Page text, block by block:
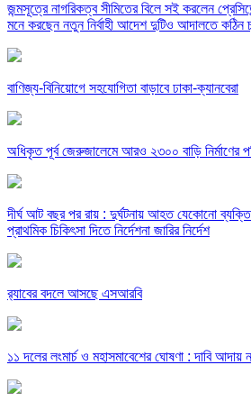
জন্মসূত্রে নাগরিকত্ব সীমিতের বিলে সই করলেন
মনে করছেন নতুন নির্বাহী আদেশ দুটিও আদালতে কঠিন
বাণিজ্য-বিনিয়োগে সহযোগিতা বাড়াবে ঢাকা-ক্যানবেরা
অধিকৃত পূর্ব জেরুজালেমে আরও ২৩০০ বাড়ি নির্মাণের
দীর্ঘ আট বছর পর রায় : দুর্ঘটনায় আহত যেকোনো
প্রাথমিক চিকিৎসা দিতে নির্দেশনা জারির নির্দেশ
র‍্যাবের বদলে আসছে এসআরবি
১১ দলের লংমার্চ ও মহাসমাবেশের ঘোষণা : দাবি আদায়